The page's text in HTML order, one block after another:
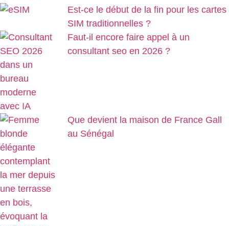
Est-ce le début de la fin pour les cartes
SIM traditionnelles ?
Faut-il encore faire appel à un
consultant seo en 2026 ?
Que devient la maison de France Gall
au Sénégal